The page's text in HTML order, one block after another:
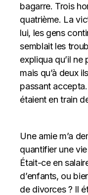
bagarre. Trois
quatrième. La
lui, les gens
semblait les
expliqua qu’il ne
mais qu’à deux
passant
étaient en train
Une amie m’a
quantifier une
Était-ce en
d’enfants, ou
de divorces ? Il